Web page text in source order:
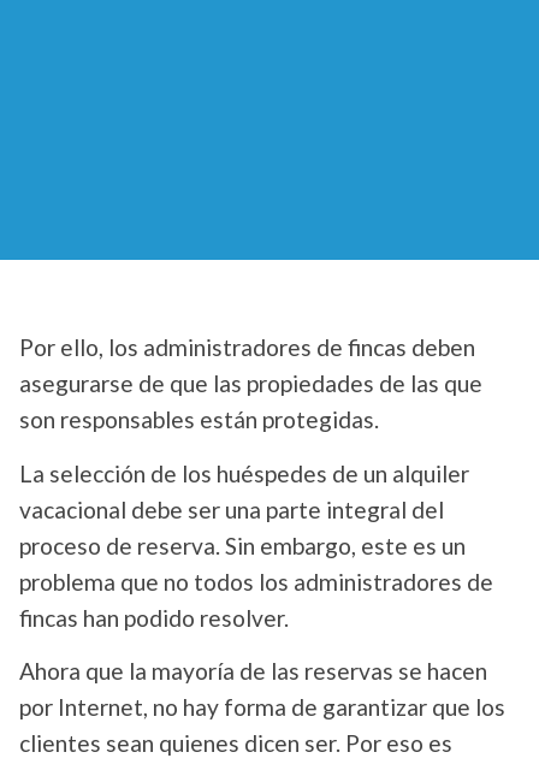
Por ello, los administradores de fincas deben
asegurarse de que las propiedades de las que
son responsables están protegidas.
La selección de los huéspedes de un alquiler
vacacional debe ser una parte integral del
proceso de reserva. Sin embargo, este es un
problema que no todos los administradores de
fincas han podido resolver.
Ahora que la mayoría de las reservas se hacen
por Internet, no hay forma de garantizar que los
clientes sean quienes dicen ser. Por eso es